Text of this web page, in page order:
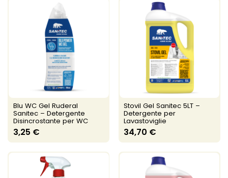
Blu WC Gel Ruderal
Sanitec – Detergente
Disincrostante per WC
3,25 €
Stovil Gel Sanitec 5LT –
Detergente per
Lavastoviglie
34,70 €